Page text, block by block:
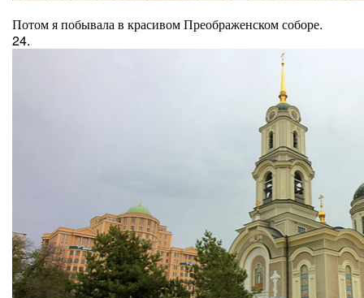
Потом я побывала в красивом Преображенском соборе.
24.